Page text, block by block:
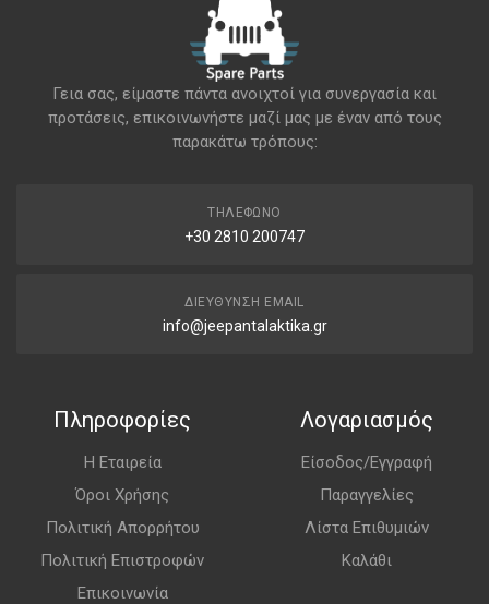
Γεια σας, είμαστε πάντα ανοιχτοί για συνεργασία και
προτάσεις, επικοινωνήστε μαζί μας με έναν από τους
παρακάτω τρόπους:
ΤΗΛΈΦΩΝΟ
+30 2810 200747
ΔΙΕΎΘΥΝΣΗ EMAIL
info@jeepantalaktika.gr
Πληροφορίες
Η Εταιρεία
Όροι Χρήσης
Πολιτική Απορρήτου
Πολιτική Επιστροφών
Επικοινωνία
Λογαριασμός
Είσοδος/Εγγραφή
Παραγγελίες
Λίστα Επιθυμιών
Καλάθι